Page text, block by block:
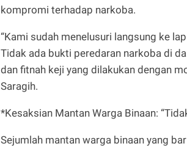
kompromi terhadap narkoba.
“Kami sudah menelusuri langsung ke
Tidak ada bukti peredaran narkoba di
dan fitnah keji yang dilakukan dengan
Saragih.
*Kesaksian Mantan Warga Binaan:
Sejumlah mantan warga binaan yang